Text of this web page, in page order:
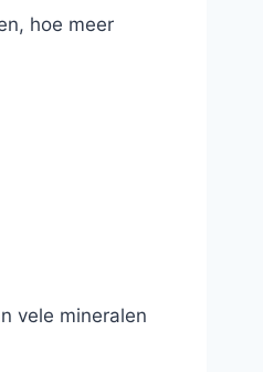
hoe meer
vele mineralen